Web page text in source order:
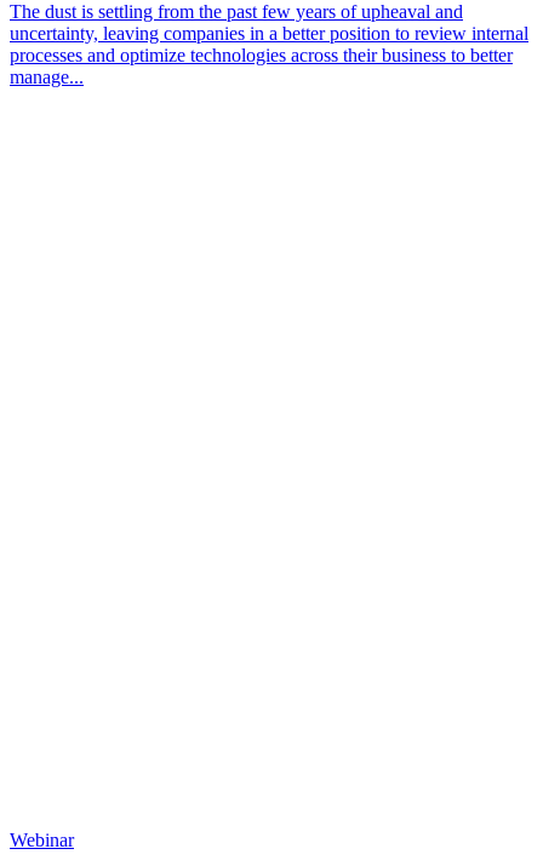
The dust is settling from the past few years of upheaval and
uncertainty, leaving companies in a better position to review internal
processes and optimize technologies across their business to better
manage...
Webinar